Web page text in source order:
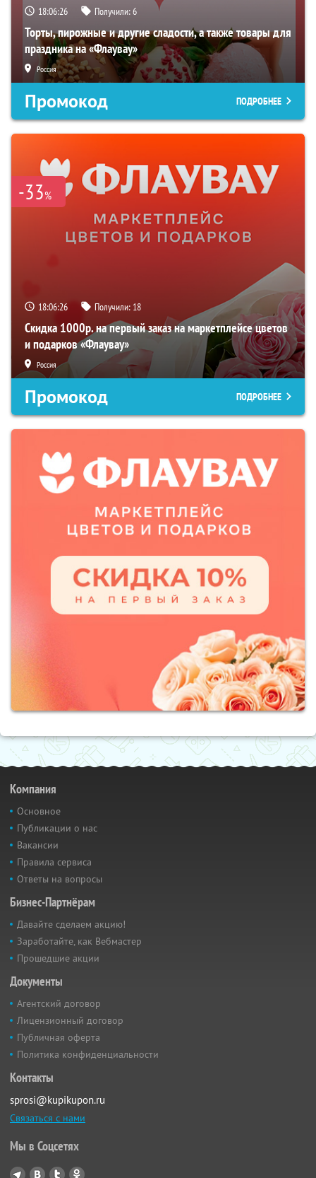
18:06:25 Получили:6
Торты, пирожные и другие сладости, а также товары для
праздника на «Флаувау»
Россия
Промокод ПОДРОБНЕЕ
-33%
18:06:25 Получили: 18
Скидка 1000р. на первый заказ на маркетплейсе цветов
и подарков «Флаувау»
Россия
Промокод ПОДРОБНЕЕ
Компания
Основное
Публикации о нас
Вакансии
Правила сервиса
Ответы на вопросы
Бизнес-Партнёрам
Давайте сделаем акцию!
Заработайте, как Вебмастер
Прошедшие акции
Документы
Агентский договор
Лицензионный договор
Публичная оферта
Политика конфиденциальности
Контакты
sprosi@kupikupon.ru
Связаться с нами
Мы в Соцсетях